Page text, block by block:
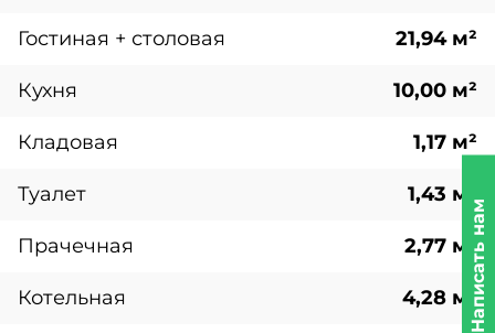
Гостиная + столовая 21,94 м²
Кухня 10,00 м²
Кладовая 1,17 м²
Туалет 1,43 м²
Прачечная 2,77 м²
Котельная 4,28 м²Написать нам